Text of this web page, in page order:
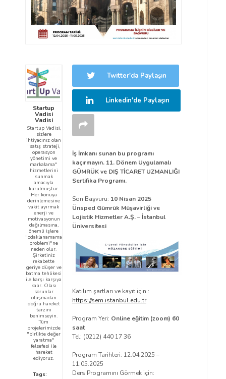
Startup
Vadisi
Vadisi
Startup Vadisi,
sizlere
ihtiyacınız olan
"satış strateji,
operasyon
yönetimi ve
markalama"
hizmetlerini
sunmak
amacıyla
kurulmuştur.
Her konuya
derinlemesine
vakit ayırmak
enerji ve
motivasyonun
dağılmasına,
önemli işlere
"odaklanamama
problemi"ne
neden olur.
Şirketiniz
rekabette
geriye düşer ve
batma tehlikesi
ile karşı karşıya
kalır. Olası
sorunlar
oluşmadan
doğru hareket
tarzını
benimseyin.
Tüm
projelerimizde
"birlikte değer
yaratma"
felsefesi ile
hareket
ediyoruz.
Tags:
Twitter'da Paylaşın
Linkedin'de Paylaşın
İş İmkanı sunan bu programı
kaçırmayın. 11. Dönem Uygulamalı
GÜMRÜK ve DIŞ TİCARET UZMANLIĞI
Sertifika Programı.
Son Başvuru: 10 Nisan 2025
Ünsped Gümrük Müşavirliği ve
Lojistik Hizmetler A.Ş.– İstanbul
Üniversitesi
Katılım şartları ve kayıt için :
https://sem.istanbul.edu.tr
Program Yeri: Online eğitim (zoom) 60
saat
Tel: (0212) 440 17 36
Program Tarihleri: 12.04.2025 –
11.05.2025
Ders Programını Görmek için: